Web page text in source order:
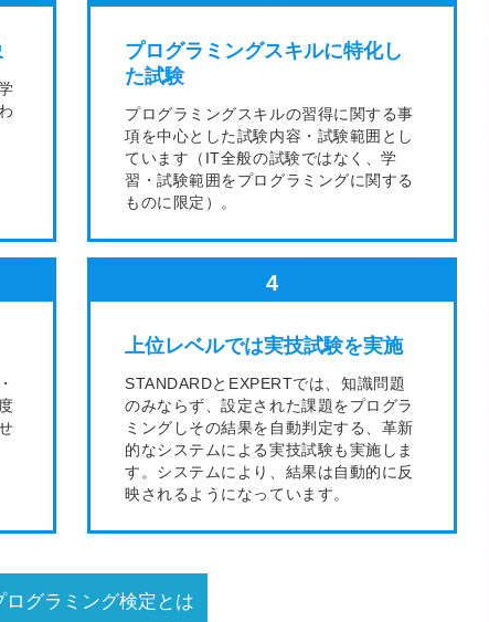
プログラミングスキルに特化し
た試験
プログラミングスキルの習得に関する事
項を中心とした試験内容・試験範囲とし
ています（IT全般の試験ではなく、学
習・試験範囲をプログラミングに関する
ものに限定）。
4
上位レベルでは実技試験を実施
STANDARDとEXPERTでは、知識問題
のみならず、設定された課題をプログラ
ミングしその結果を自動判定する、革新
的なシステムによる実技試験も実施しま
す。システムにより、結果は自動的に反
映されるようになっています。
ログラミング検定とは